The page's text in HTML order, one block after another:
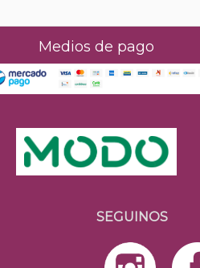
Medios de pago
SEGUINOS